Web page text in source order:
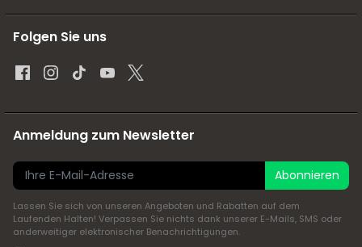
Folgen Sie uns
Anmeldung zum Newsletter
Abonnieren
Lassen Sie sich von unseren Angeboten und Rabatten auf dem
Laufenden Halten! Verpassen Sie nichts dank unserer E-Mails, SMS oder
anderweitiger elektronischer Benachrichtigungen.